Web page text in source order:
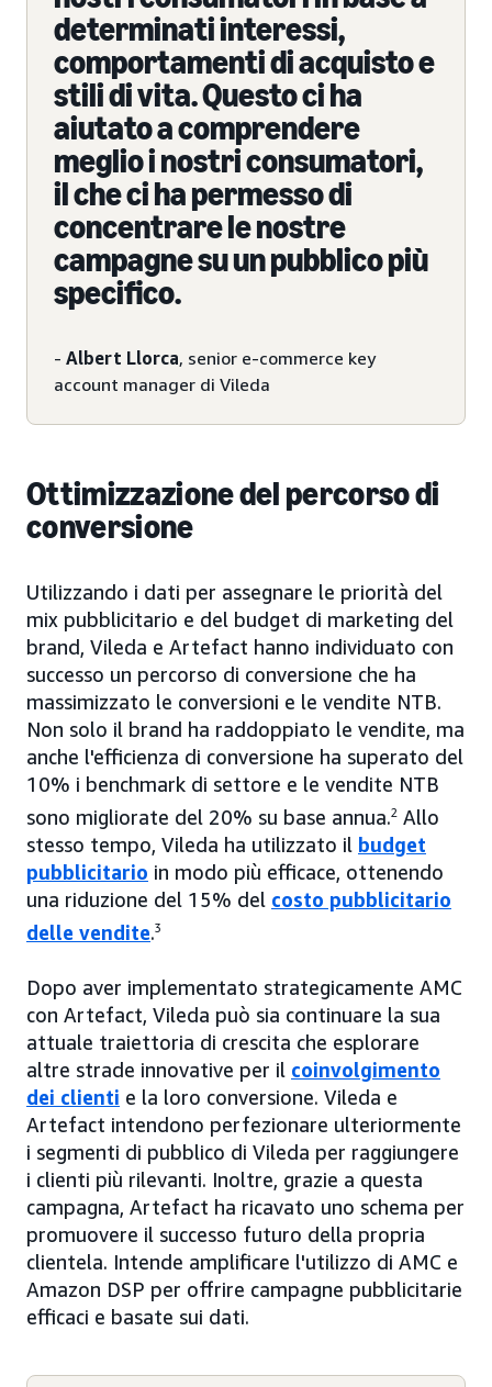
determinati interessi,
comportamenti di acquisto e
stili di vita. Questo ci ha
aiutato a comprendere
meglio i nostri consumatori,
il che ci ha permesso di
concentrare le nostre
campagne su un pubblico più
specifico.
- Albert Llorca, senior e-commerce key
account manager di Vileda
Ottimizzazione del percorso di
conversione
Utilizzando i dati per assegnare le priorità del
mix pubblicitario e del budget di marketing del
brand, Vileda e Artefact hanno individuato con
successo un percorso di conversione che ha
massimizzato le conversioni e le vendite NTB.
Non solo il brand ha raddoppiato le vendite, ma
anche l'efficienza di conversione ha superato del
10% i benchmark di settore e le vendite NTB
sono migliorate del 20% su base annua.2 Allo
stesso tempo, Vileda ha utilizzato il budget
pubblicitario in modo più efficace, ottenendo
una riduzione del 15% del costo pubblicitario
delle vendite.3
Dopo aver implementato strategicamente AMC
con Artefact, Vileda può sia continuare la sua
attuale traiettoria di crescita che esplorare
altre strade innovative per il coinvolgimento
dei clienti e la loro conversione. Vileda e
Artefact intendono perfezionare ulteriormente
i segmenti di pubblico di Vileda per raggiungere
i clienti più rilevanti. Inoltre, grazie a questa
campagna, Artefact ha ricavato uno schema per
promuovere il successo futuro della propria
clientela. Intende amplificare l'utilizzo di AMC e
Amazon DSP per offrire campagne pubblicitarie
efficaci e basate sui dati.